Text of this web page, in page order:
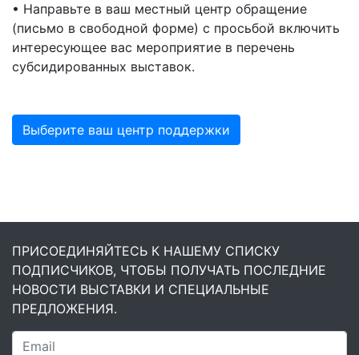
• Направьте в ваш местный центр обращение
(письмо в свободной форме) с просьбой включить
интересующее вас мероприятие в перечень
субсидированных выставок.
Выберите ваш центр поддержки
ПРИСОЕДИНЯЙТЕСЬ К НАШЕМУ СПИСКУ
ПОДПИСЧИКОВ, ЧТОБЫ ПОЛУЧАТЬ ПОСЛЕДНИЕ
НОВОСТИ ВЫСТАВКИ И СПЕЦИАЛЬНЫЕ
ПРЕДЛОЖЕНИЯ.